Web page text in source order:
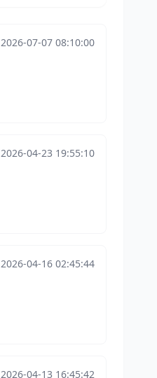
2026-07-07 08:10:00
2026-04-23 19:55:10
2026-04-16 02:45:44
2026-04-13 16:45:42